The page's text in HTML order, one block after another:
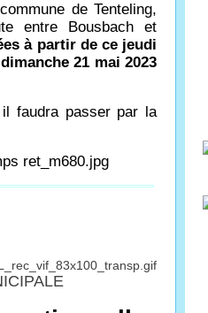
de Tenteling,
entre Bousbach et
à partir de ce jeudi
21 mai 2023
il faudra passer par la